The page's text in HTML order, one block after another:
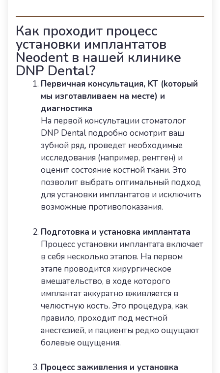
Как проходит процесс
установки имплантатов
Neodent в нашей клинике
DNP Dental?
Первичная консультация, KT (kоторый
мы изготавливаем на месте) и
диагностика
На первой консультации стоматолог
DNP Dental подробно осмотрит ваш
зубной ряд, проведет необходимые
исследования (например, рентген) и
оценит состояние костной ткани. Это
позволит выбрать оптимальный подход
для установки имплантатов и исключить
возможные противопоказания.
Подготовка и установка имплантата
Процесс установки имплантата включает
в себя несколько этапов. На первом
этапе проводится хирургическое
вмешательство, в ходе которого
имплантат аккуратно вживляется в
челюстную кость. Это процедура, как
правило, проходит под местной
анестезией, и пациенты редко ощущают
болевые ощущения.
Процесс заживления и установка